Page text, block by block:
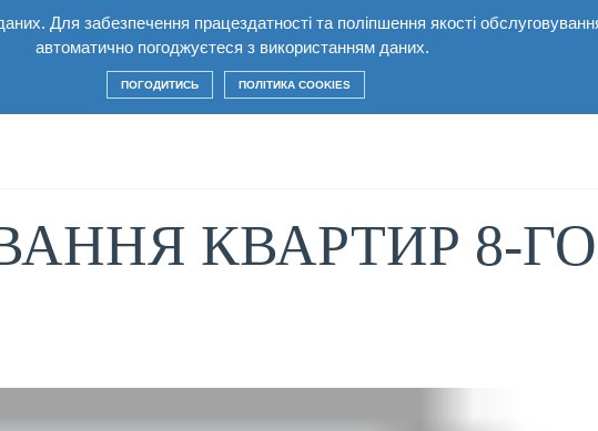
Для забезпечення працездатності та поліпшення якості
автоматично погоджуєтеся з використанням даних.
ПОГОДИТИСЬ ПОЛІТИКА COOKIES
Квартири Умови Будівництво Комерційні
КВАРТИР 8-ГО